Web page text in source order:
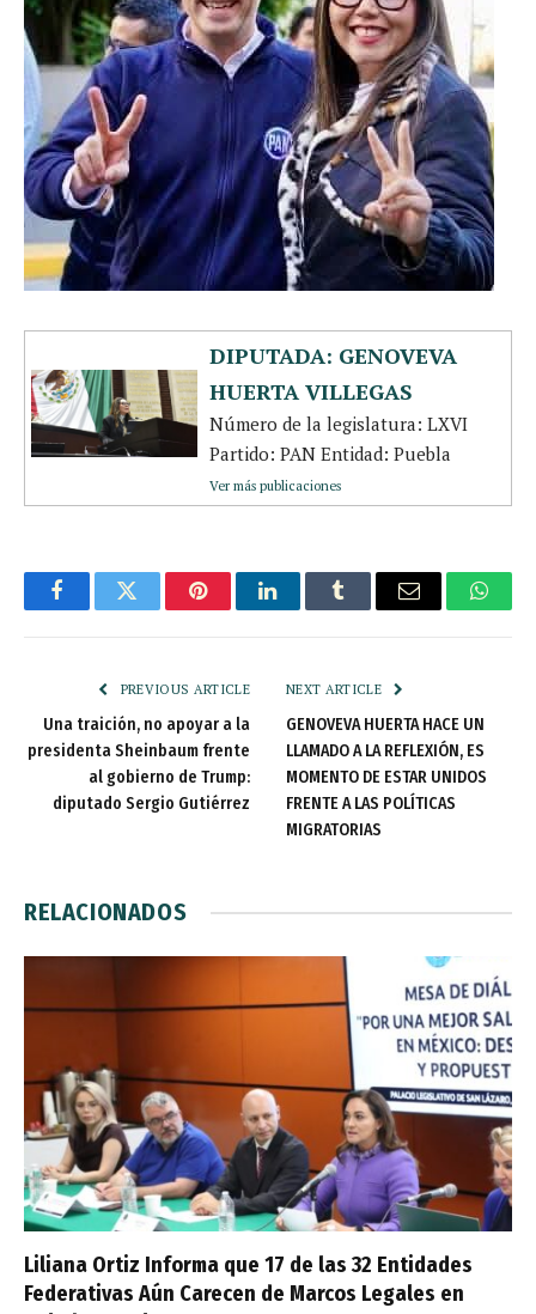
DIPUTADA: GENOVEVA
HUERTA VILLEGAS
Número de la legislatura: LXVI
Partido: PAN Entidad: Puebla
Ver más publicaciones
FacebookTwitter PinterestLinkedInTumblr Email
PREVIOUS ARTICLE
Una traición, no apoyar a la
presidenta Sheinbaum frente
al gobierno de Trump:
diputado Sergio Gutiérrez
NEXT ARTICLE
GENOVEVA HUERTA HACE UN
LLAMADO A LA REFLEXIÓN, ES
MOMENTO DE ESTAR UNIDOS
FRENTE A LAS POLÍTICAS
MIGRATORIAS
RELACIONADOS
Liliana Ortiz Informa que 17 de las 32 Entidades
Federativas Aún Carecen de Marcos Legales en